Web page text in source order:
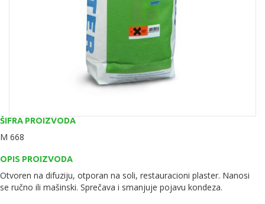
ŠIFRA PROIZVODA
M 668
OPIS PROIZVODA
Otvoren na difuziju, otporan na soli, restauracioni plaster. Nanosi
se ručno ili mašinski. Sprečava i smanjuje pojavu kondeza.